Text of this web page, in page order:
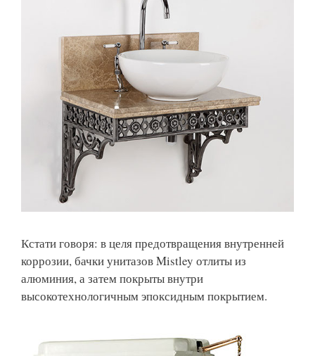
Кстати говоря: в целя предотвращения внутренней
коррозии, бачки унитазов Mistley отлиты из
алюминия, а затем покрыты внутри
высокотехнологичным эпоксидным покрытием.